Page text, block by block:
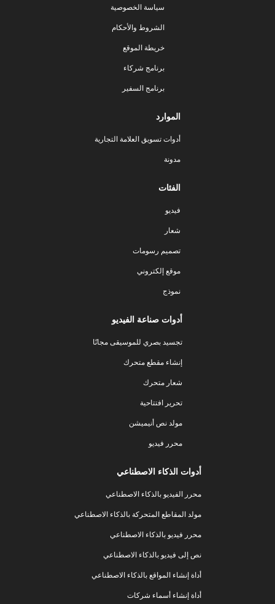
سياسة الخصوصية
الشروط والأحكام
خريطة الموقع
برنامج شركاء
برنامج السفير
الموارد
أدوات تسويق العلامة التجارية
مدونة
الفئات
فيديو
شعار
تصميم رسومات
موقع إلكتروني
نموذج
أدوات صناعة الفيديو
تجسيد بصري للموسيقى مجانًا
إنشاء مقطع متحرك
شعار متحرك
تحرير افتتاحية
مولد نص أنيميشن
محرر فيديو
أدوات الذكاء الاصطناعي
محرر الفيديو بالذكاء الاصطناعي
مولد المقاطع المتحركة بالذكاء الاصطناعي
محرر فيديو بالذكاء الاصطناعي
نص إلى فيديو بالذكاء الاصطناعي
أداة إنشاء المواقع بالذكاء الاصطناعي
أداة إنشاء أسماء شركات